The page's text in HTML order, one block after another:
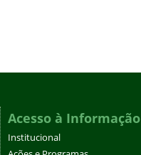
Acesso à Informação
Institucional